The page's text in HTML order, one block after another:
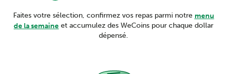
Faites votre sélection, confirmez vos repas parmi notre menu
de la semaine et accumulez des WeCoins pour chaque dollar
dépensé.